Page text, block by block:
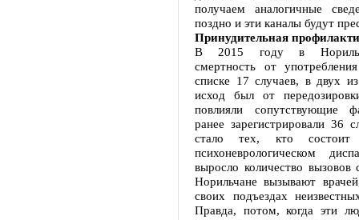
получаем аналогичные
поздно и эти каналы будут
Принудительная
В 2015 году в
смертность от
списке 17 случаев, в двух
исход был от
повлияли сопутствующие
ранее зарегистрировали 36
стало тех, кто
психоневрологическом
выросло количество
Норильчане вызывают
своих подъездах
Правда, потом, когда эти